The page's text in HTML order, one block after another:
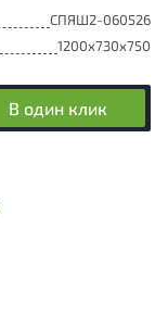
СПЯШ2-060526
1200x730x750
В один клик